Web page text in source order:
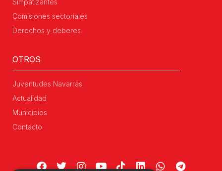
Simpatizantes
Comisiones sectoriales
Derechos y deberes
OTROS
Juventudes Navarras
Actualidad
Municipios
Contacto